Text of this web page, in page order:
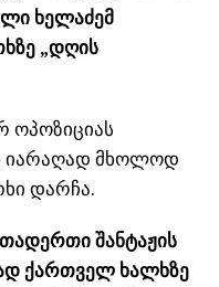
ხელაძემ
„დღის
ოპოზიციას
იარაღად მხოლოდ
დარჩა.
შანტაჟის
ქართველ ხალხზე